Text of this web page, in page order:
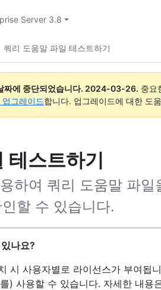
Server 3.8
쿼리 도움말 파일 테스트하기
에 중단되었습니다. 2024-03-26. 중요
그레이드합니다. 업그레이드에 대한 도
테스트하기
하여 쿼리 도움말 파
할 수 있습니다.
나요?
시 사용자별로 라이선스가 부여됩
) 사용할 수 있습니다. 자세한 내용